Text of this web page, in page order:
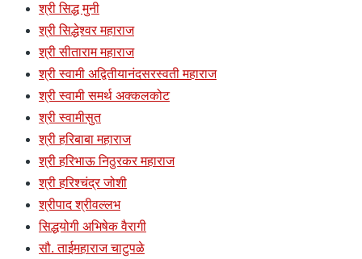
श्री सिद्ध मुनी
श्री सिद्धेश्वर महाराज
श्री सीताराम महाराज
श्री स्वामी अद्वितीयानंदसरस्वती महाराज
श्री स्वामी समर्थ अक्कलकोट
श्री स्वामीसुत
श्री हरिबाबा महाराज
श्री हरिभाऊ निठुरकर महाराज
श्री हरिश्चंद्र जोशी
श्रीपाद श्रीवल्लभ
सिद्धयोगी अभिषेक वैरागी
सौ. ताईमहाराज चाटुपळे